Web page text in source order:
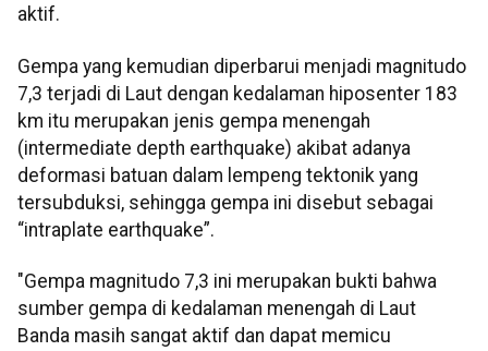
aktif.
Gempa yang kemudian diperbarui menjadi magnitudo
7,3 terjadi di Laut dengan kedalaman hiposenter 183
km itu merupakan jenis gempa menengah
(intermediate depth earthquake) akibat adanya
deformasi batuan dalam lempeng tektonik yang
tersubduksi, sehingga gempa ini disebut sebagai
“intraplate earthquake”.
"Gempa magnitudo 7,3 ini merupakan bukti bahwa
sumber gempa di kedalaman menengah di Laut
Banda masih sangat aktif dan dapat memicu